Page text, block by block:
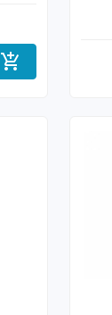
Ajouter au panier